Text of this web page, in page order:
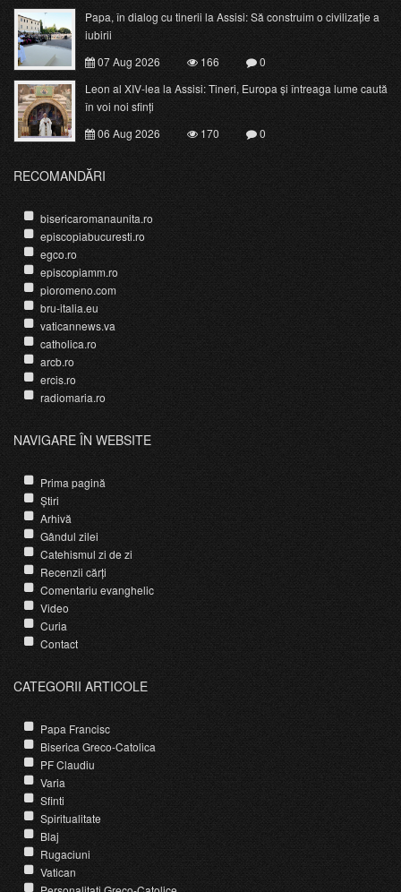
Papa, în dialog cu tinerii la Assisi: Să construim o civilizație a
iubirii
07 Aug 2026
166
0
Leon al XIV-lea la Assisi: Tineri, Europa și întreaga lume caută
în voi noi sfinți
06 Aug 2026
170 0
RECOMANDĂRI
bisericaromanaunita.ro
episcopiabucuresti.ro
egco.ro
episcopiamm.ro
pioromeno.com
bru-italia.eu
vaticannews.va
catholica.ro
arcb.ro
ercis.ro
radiomaria.ro
NAVIGARE ÎN WEBSITE
Prima pagină
Știri
Arhivă
Gândul zilei
Catehismul zi de zi
Recenzii cărți
Comentariu evanghelic
Video
Curia
Contact
CATEGORII ARTICOLE
Papa Francisc
Biserica Greco-Catolica
PF Claudiu
Varia
Sfinti
Spiritualitate
Blaj
Rugaciuni
Vatican